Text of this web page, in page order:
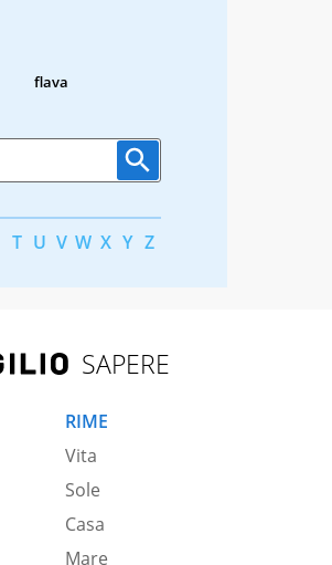
flava
T U V W X Y Z
SAPERE
RIME
Vita
Sole
Casa
Mare